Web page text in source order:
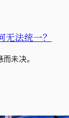
法统一？
未决。